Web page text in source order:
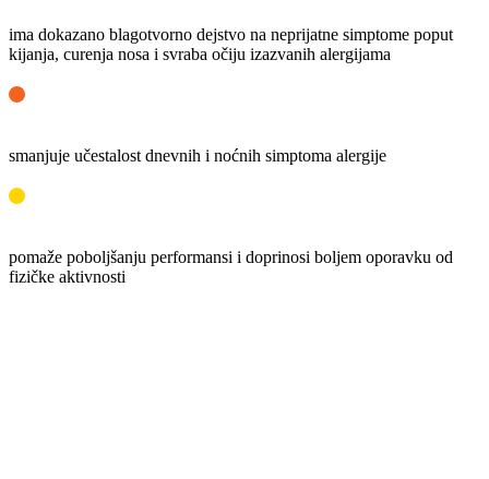
ima dokazano blagotvorno dejstvo na neprijatne simptome poput
kijanja, curenja nosa i svraba očiju izazvanih alergijama
smanjuje učestalost dnevnih i noćnih simptoma alergije
pomaže poboljšanju performansi i doprinosi boljem oporavku od
fizičke aktivnosti